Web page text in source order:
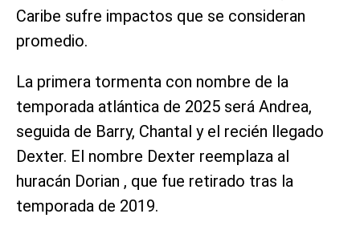
Caribe sufre impactos que se consideran
promedio.
La primera tormenta con nombre de la
temporada atlántica de 2025 será Andrea,
seguida de Barry, Chantal y el recién llegado
Dexter. El nombre Dexter reemplaza al
huracán Dorian , que fue retirado tras la
temporada de 2019.